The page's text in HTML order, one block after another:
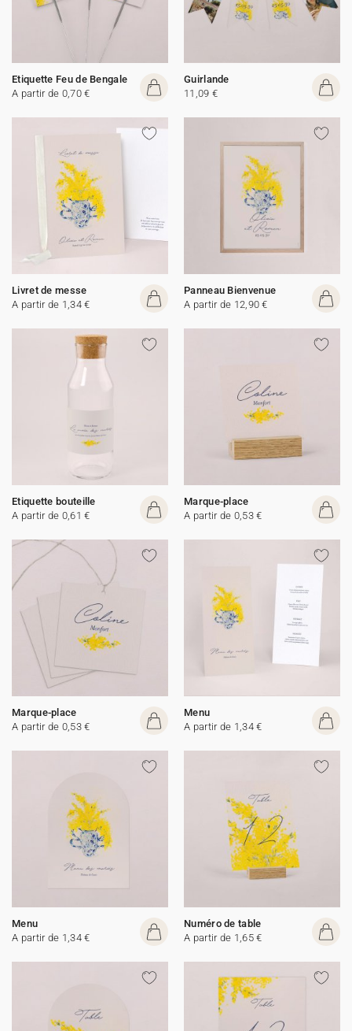
Etiquette Feu de Bengale
A partir de 0,70 €
Guirlande
11,09 €
Livret de messe
A partir de 1,34 €
Panneau Bienvenue
A partir de 12,90 €
Etiquette bouteille
A partir de 0,61 €
Marque-place
A partir de 0,53 €
Marque-place
A partir de 0,53 €
Menu
A partir de 1,34 €
Menu
A partir de 1,34 €
Numéro de table
A partir de 1,65 €